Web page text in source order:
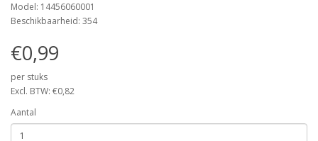
Model: 14456060001
Beschikbaarheid: 354
€0,99
per stuks
Excl. BTW: €0,82
Aantal